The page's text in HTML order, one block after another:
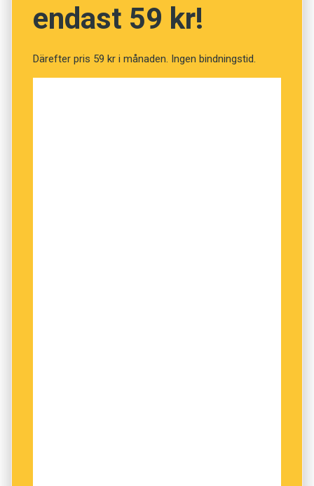
endast 59 kr!
Därefter pris 59 kr i månaden. Ingen bindningstid.